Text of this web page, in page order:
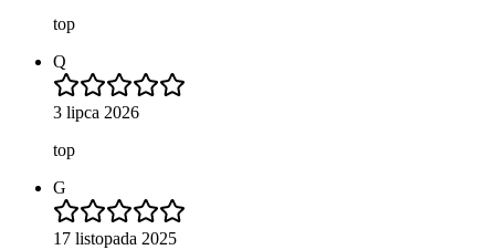
top
Q
3 lipca 2026
top
G
17 listopada 2025